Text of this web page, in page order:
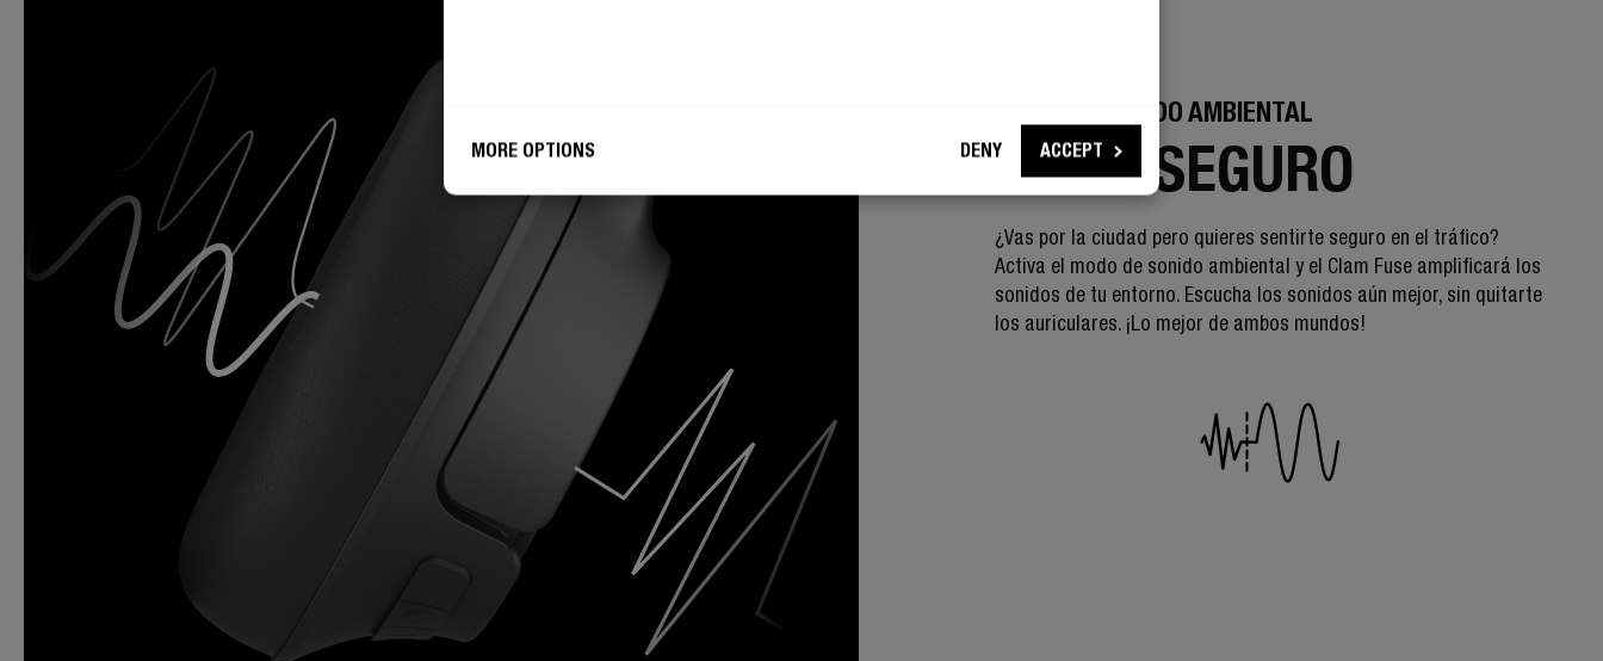
MORE OPTIONS DENY ACCEPT
MODO DE SONIDO AMBIENTAL
VIAJE SEGURO
¿Vas por la ciudad pero quieres sentirte seguro en el tráfico?
Activa el modo de sonido ambiental y el Clam Fuse amplificará los
sonidos de tu entorno. Escucha los sonidos aún mejor, sin quitarte
los auriculares. ¡Lo mejor de ambos mundos!